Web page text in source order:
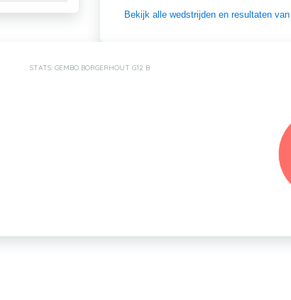
Bekijk alle wedstrijden en resultaten
STATS: GEMBO BORGERHOUT G12 B